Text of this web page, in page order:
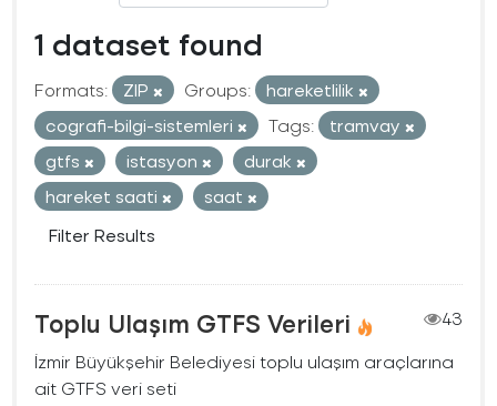
1 dataset found
Formats: ZIP Groups:
hareketlilik
cografi-bilgi-sistemleri
Tags:
tramvay
gtfs
istasyon
durak
hareket saati
saat
Filter Results
Toplu Ulaşım GTFS Verileri
43
İzmir Büyükşehir Belediyesi toplu ulaşım araçlarına
ait GTFS veri seti